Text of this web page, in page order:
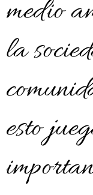
medio
la
esto